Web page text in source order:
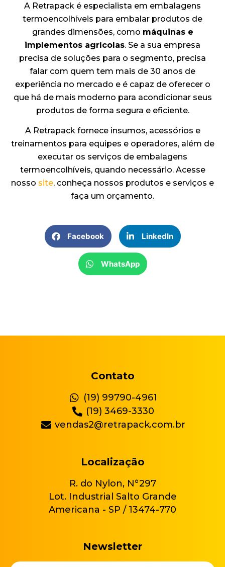
A Retrapack é especialista em embalagens
termoencolhíveis para embalar produtos de
grandes dimensões, como máquinas e
implementos agrícolas. Se a sua empresa
precisa de soluções para o segmento, precisa
falar com quem tem mais de 30 anos de
experiência no mercado e é capaz de oferecer o
que há de mais moderno para acondicionar seus
produtos de forma segura e eficiente.
A Retrapack fornece insumos, acessórios e
treinamentos para equipes e operadores, além de
executar os serviços de embalagens
termoencolhíveis, quando necessário. Acesse
nosso site, conheça nossos produtos e serviços e
faça um orçamento.
Facebook LinkedIn
WhatsApp
Contato
(19) 99790-4961
(19) 3469-3330
vendas2@retrapack.com.br
Localização
R. do Nylon, N°297
Lot. Industrial Salto Grande
Americana - SP / 13474-770
Newsletter